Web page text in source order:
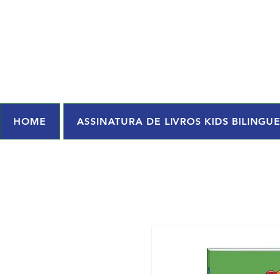
HOME ASSINATURA DE LIVROS KIDS BILINGUE